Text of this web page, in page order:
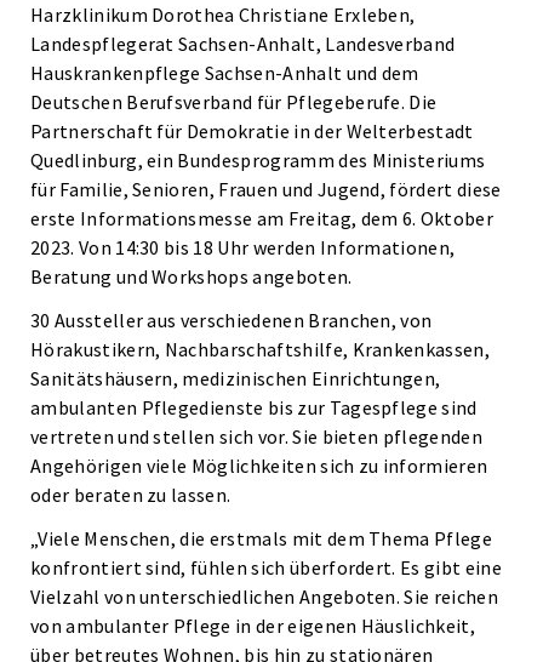
Harzklinikum Dorothea Christiane Erxleben,
Landespflegerat Sachsen-Anhalt, Landesverband
Hauskrankenpflege Sachsen-Anhalt und dem
Deutschen Berufsverband für Pflegeberufe. Die
Partnerschaft für Demokratie in der Welterbestadt
Quedlinburg, ein Bundesprogramm des Ministeriums
für Familie, Senioren, Frauen und Jugend, fördert diese
erste Informationsmesse am Freitag, dem 6. Oktober
2023. Von 14:30 bis 18 Uhr werden Informationen,
Beratung und Workshops angeboten.
30 Aussteller aus verschiedenen Branchen, von
Hörakustikern, Nachbarschaftshilfe, Krankenkassen,
Sanitätshäusern, medizinischen Einrichtungen,
ambulanten Pflegedienste bis zur Tagespflege sind
vertreten und stellen sich vor. Sie bieten pflegenden
Angehörigen viele Möglichkeiten sich zu informieren
oder beraten zu lassen.
„Viele Menschen, die erstmals mit dem Thema Pflege
konfrontiert sind, fühlen sich überfordert. Es gibt eine
Vielzahl von unterschiedlichen Angeboten. Sie reichen
von ambulanter Pflege in der eigenen Häuslichkeit,
über betreutes Wohnen, bis hin zu stationären